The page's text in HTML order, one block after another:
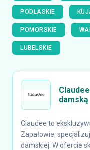
PODLASKIE
POMORSKIE
LUBELSKIE
damską
Claudee to
Zapałowie,
damskiej. W ofercie